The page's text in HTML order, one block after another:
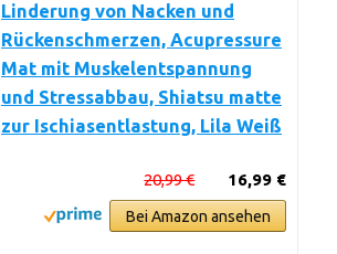
Linderung von Nacken und
Rückenschmerzen, Acupressure
Mat mit Muskelentspannung
und Stressabbau, Shiatsu matte
zur Ischiasentlastung, Lila Weiß
16,99 €
20,99 €
Bei Amazon ansehen